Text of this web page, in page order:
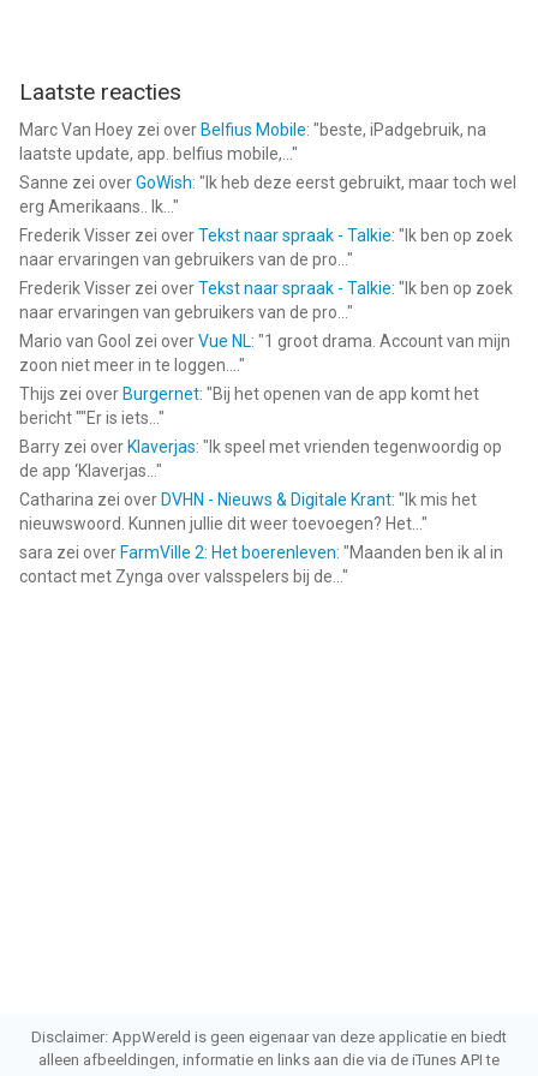
Laatste reacties
Marc Van Hoey zei over Belfius Mobile: "beste, iPadgebruik, na
laatste update, app. belfius mobile,... "
Sanne zei overGoWish: " Ik heb deze eerst gebruikt, maar toch wel
erg Amerikaans.. Ik... "
Frederik Visser zei overTekst naar spraak - Talkie: " Ik ben op zoek
naar ervaringen van gebruikers van de pro... "
Frederik Visser zei overTekst naar spraak - Talkie: " Ik ben op zoek
naar ervaringen van gebruikers van de pro... "
Mario van Gool zei overVue NL: "1 groot drama. Account van mijn
zoon niet meer in te loggen.... "
Thijs zei over Burgernet: "Bij het openen van de app komt het
bericht ""Er is iets... "
Barry zei over Klaverjas: " Ik speel met vrienden tegenwoordig op
de app ‘Klaverjas... "
Catharina zei over DVHN - Nieuws & Digitale Krant: " Ik mis het
nieuwswoord. Kunnen jullie dit weer toevoegen? Het... "
sara zei over FarmVille 2: Het boerenleven: "Maanden ben ik al in
contact met Zynga over valsspelers bij de... "
Disclaimer: AppWereld is geen eigenaar van deze applicatie en biedt
alleen afbeeldingen, informatie en links aan die via de iTunes API te